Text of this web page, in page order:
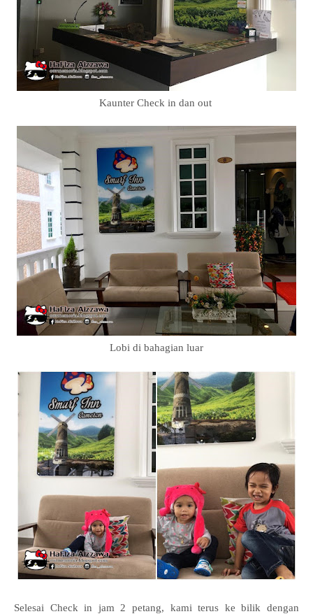
Kaunter Check in dan out
Lobi di bahagian luar
Selesai Check in jam 2 petang, kami terus ke bilik dengan